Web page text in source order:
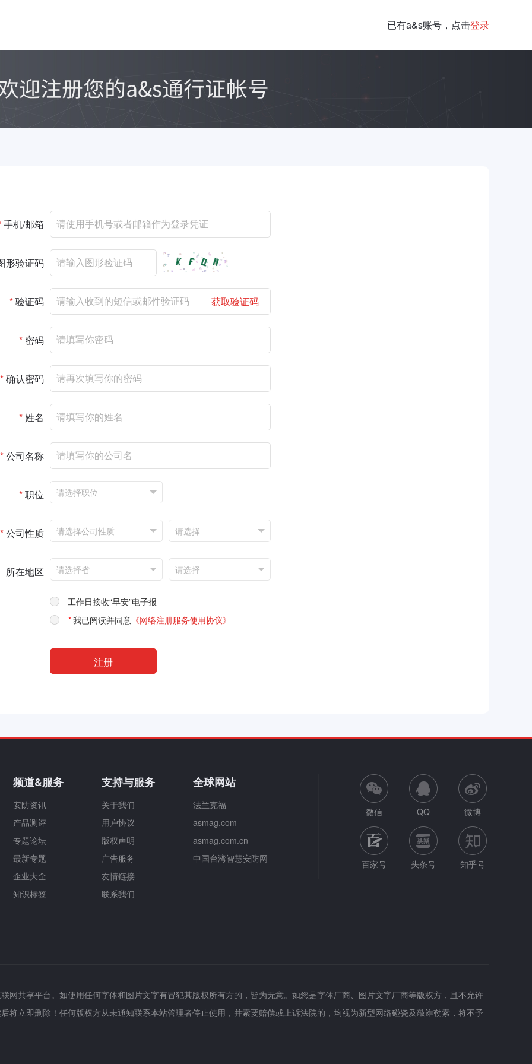
已有a&s账号，点击登录
手机/邮箱
形验证码
*验证码 获取验证码
* 密码
*确认密码
*姓名
*公司名称
*职位
*公司性质
所在地区
工作日接收“早安”电子报
*我已阅读并同意 《网络注册服务使用协议》
频道&服务
安防资讯
产品测评
专题论坛
最新专题
企业大全
知识标签
支持与服务
关于我们
用户协议
版权声明
广告服务
友情链接
联系我们
全球网站
法兰克福
asmag.com
asmag.com.cn
中国台湾智慧安防网
微信 QQ 微博
百家号 头条号 知乎号
网共享平台。如使用任何字体和图片文字有冒犯其版权所有方的，皆为无意。如您是字体厂商、图片文字厂商等版权方，且不允许
将立即删除！任何版权方从未通知联系本站管理者停止使用，并索要赔偿或上诉法院的，均视为新型网络碰瓷及敲诈勒索，将不予